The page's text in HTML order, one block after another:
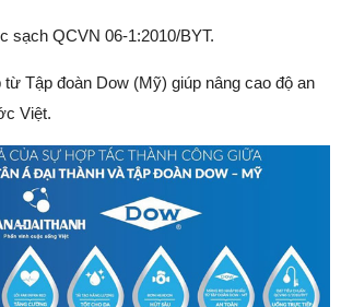
sạch QCVN 06-1:2010/BYT.
Tập đoàn Dow (Mỹ) giúp nâng cao độ an
Việt.